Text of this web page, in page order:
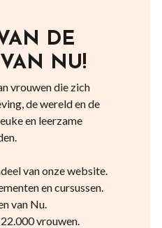
DE
NU!
vrouwen die zich
de wereld en de
en leerzame
van onze website.
en cursussen.
van Nu.
vrouwen.